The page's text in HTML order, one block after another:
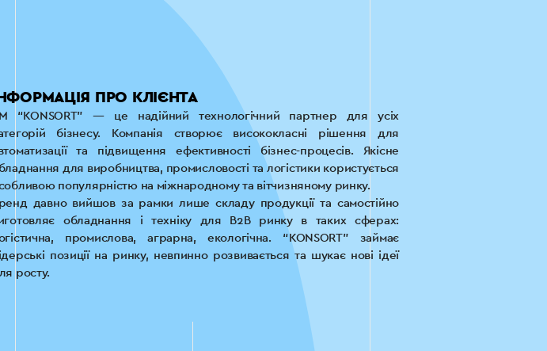
ІНФОРМАЦІЯ ПРО КЛІЄНТА
“KONSORT” — це надійний технологічний партнер для усіх
бізнесу. Компанія створює висококласні рішення для
та підвищення ефективності бізнес-процесів. Якісне
для виробництва, промисловості та логістики користується
популярністю на міжнародному та вітчизняному ринку.
давно вийшов за рамки лише складу продукції та самостійно
обладнання і техніку для В2В ринку в таких сферах:
промислова, аграрна, екологічна. “KONSORT” займає
позиції на ринку, невпинно розвивається та шукає нові ідеї
росту.